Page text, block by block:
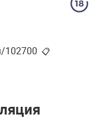
102700 📋